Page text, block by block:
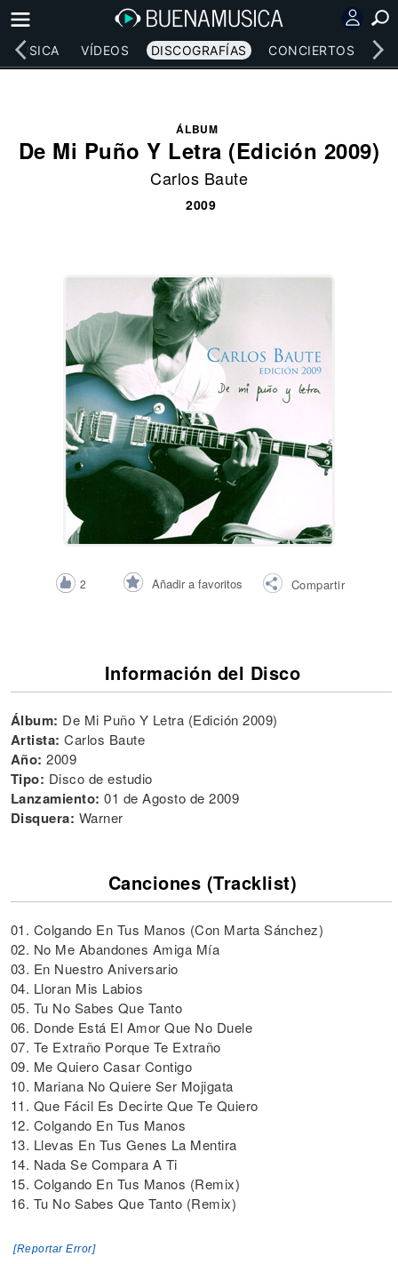
MÚSICA VÍDEOS DISCOGRAFÍAS CONCIERTOS
ÁLBUM
De Mi Puño Y Letra (Edición 2009)
Carlos Baute
2009
2 Añadir a favoritos Compartir
Información del Disco
Álbum: De Mi Puño Y Letra (Edición 2009)
Artista: Carlos Baute
Año: 2009
Tipo: Disco de estudio
Lanzamiento: 01 de Agosto de 2009
Disquera: Warner
Canciones (Tracklist)
01. Colgando En Tus Manos (Con Marta Sánchez)
02. No Me Abandones Amiga Mía
03. En Nuestro Aniversario
04. Lloran Mis Labios
05. Tu No Sabes Que Tanto
06. Donde Está El Amor Que No Duele
07. Te Extraño Porque Te Extraño
09. Me Quiero Casar Contigo
10. Mariana No Quiere Ser Mojigata
11. Que Fácil Es Decirte Que Te Quiero
12. Colgando En Tus Manos
13. Llevas En Tus Genes La Mentira
14. Nada Se Compara A Ti
15. Colgando En Tus Manos (Remix)
16. Tu No Sabes Que Tanto (Remix)
[Reportar Error]